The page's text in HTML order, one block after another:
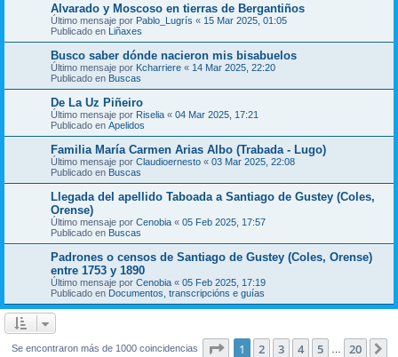
Alvarado y Moscoso en tierras de Bergantiños
Último mensaje por Pablo_Lugrís « 15 Mar 2025, 01:05
Publicado en Liñaxes
Busco saber dónde nacieron mis bisabuelos
Último mensaje por Kcharriere « 14 Mar 2025, 22:20
Publicado en Buscas
De La Uz Piñeiro
Último mensaje por Riselia « 04 Mar 2025, 17:21
Publicado en Apelidos
Familia María Carmen Arias Albo (Trabada - Lugo)
Último mensaje por Claudioernesto « 03 Mar 2025, 22:08
Publicado en Buscas
Llegada del apellido Taboada a Santiago de Gustey (Coles,
Orense)
Último mensaje por Cenobia « 05 Feb 2025, 17:57
Publicado en Buscas
Padrones o censos de Santiago de Gustey (Coles, Orense)
entre 1753 y 1890
Último mensaje por Cenobia « 05 Feb 2025, 17:19
Publicado en Documentos, transcripcións e guías
Se encontraron más de 1000 coincidencias Página de 20
1 2 3 4 5 20